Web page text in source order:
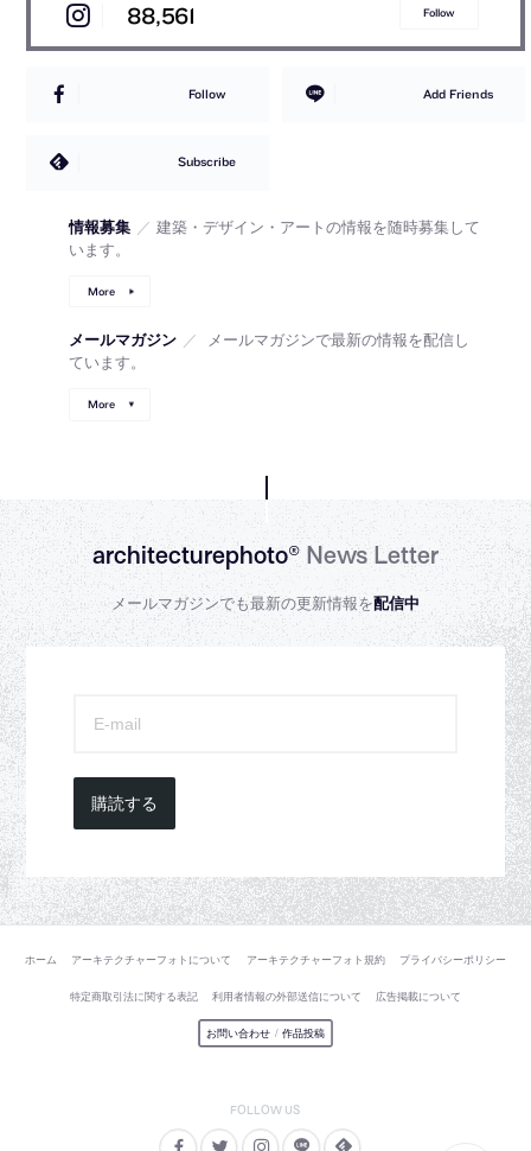
88,561 Follow
Follow Add Friends
Subscribe
情報募集 ／ 建築・デザイン・アートの情報を随時募集して
います。
More
メールマガジン ／
メールマガジンで最新の情報を配信し
ています。
More
architecturephoto®News Letter
メールマガジンでも最新の更新情報を配信中
購読する
ホーム アーキテクチャーフォトについて アーキテクチャーフォト規約 プライバシーポリシー
特定商取引法に関する表記 利用者情報の外部送信について 広告掲載について
お問い合わせ / 作品投稿